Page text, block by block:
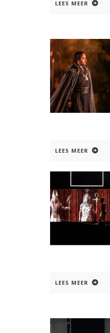
LEES MEER
LEES MEER
LEES MEER